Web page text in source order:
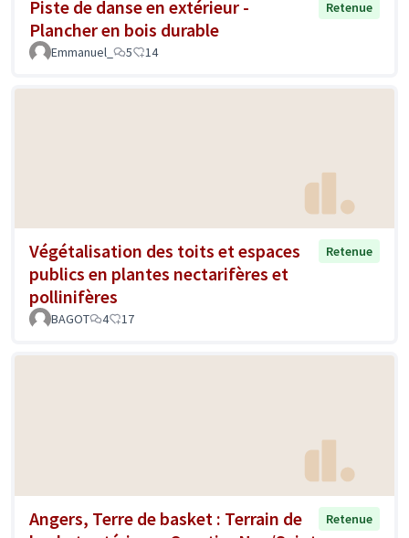
Piste de danse en extérieur -
Plancher en bois durable
Retenue
Emmanuel_ 5 14
Végétalisation des toits et espaces
publics en plantes nectarifères et
pollinifères
Retenue
BAGOT 4 17
Angers, Terre de basket : Terrain de
Retenue